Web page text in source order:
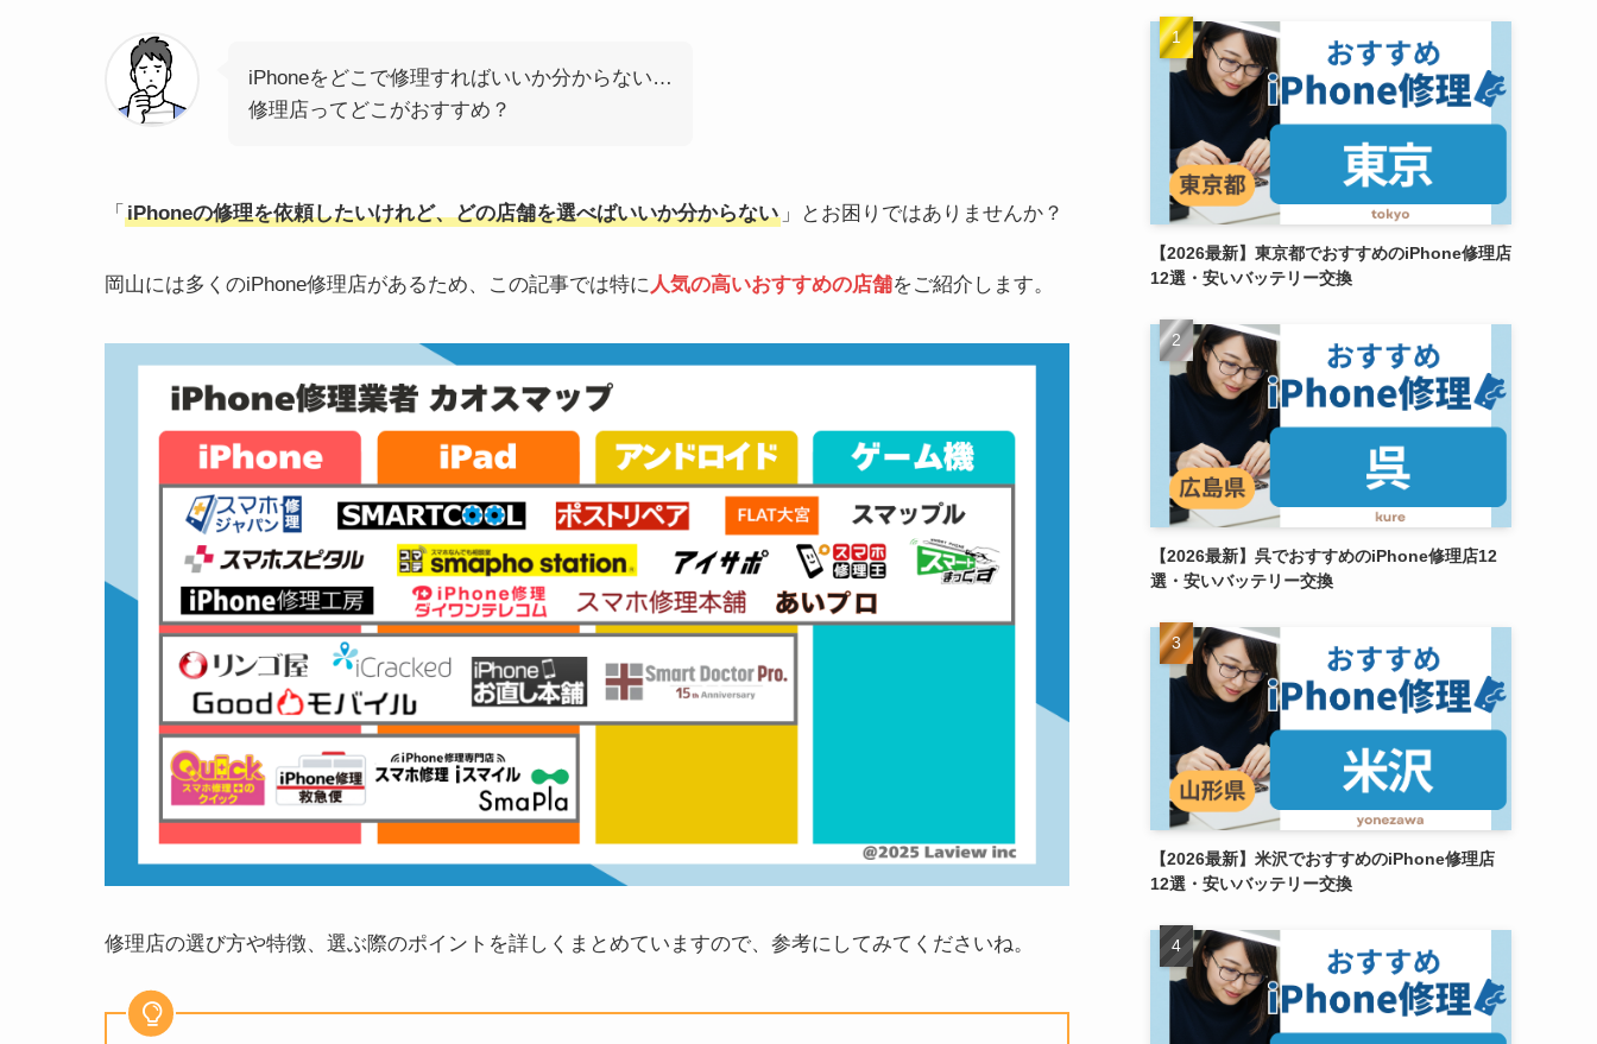
iPhoneをどこで修理すればいいか分からない…
修理店ってどこがおすすめ？
「 iPhoneの修理を依頼したいけれど、どの店舗を選べばいいか分からない 」とお困りではありませんか？
岡山には多くのiPhone修理店があるため、この記事では特に人気の高いおすすめの店舗をご紹介します。
修理店の選び方や特徴、選ぶ際のポイントを詳しくまとめていますので、参考にしてみてくださいね。
【2026最新】東京都でおすすめのiPhone修理店
12選・安いバッテリー交換
【2026最新】呉でおすすめのiPhone修理店12
選・安いバッテリー交換
【2026最新】米沢でおすすめのiPhone修理店
12選・安いバッテリー交換